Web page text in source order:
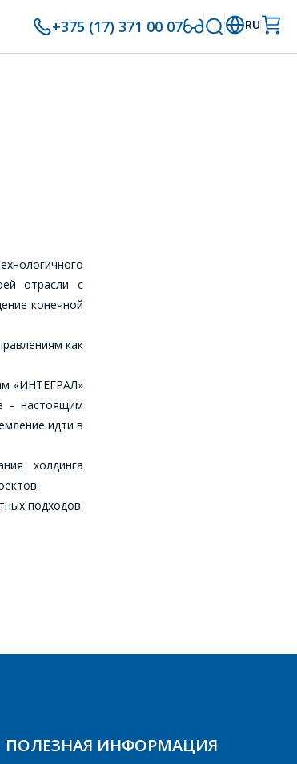
+375 (17) 371 00 07 RU
отрасли с
конечной
как
«ИНТЕГРАЛ»
– настоящим
идти в
холдинга
подходов.
ПОЛЕЗНАЯ ИНФОРМАЦИЯ